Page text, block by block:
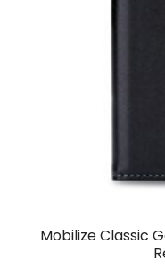
Mobilize Classic